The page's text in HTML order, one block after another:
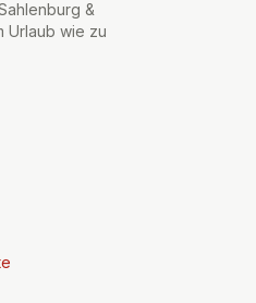
&
Urlaub wie zu